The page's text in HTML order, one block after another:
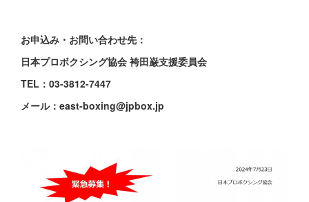
お申込み・お問い合わせ先：
日本プロボクシング協会 袴田巌支援委員会
TEL：03-3812-7447
メール：east-boxing@jpbox.jp